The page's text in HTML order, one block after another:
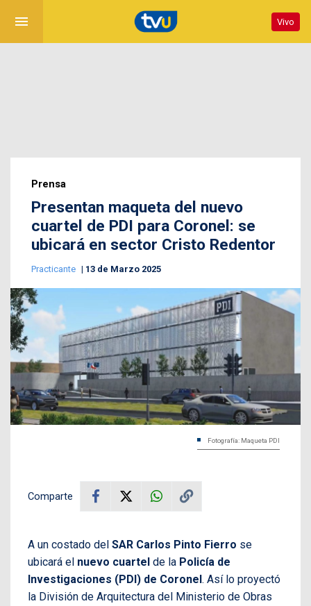
menu Vivo
Prensa
Presentan maqueta del nuevo
cuartel de PDI para Coronel: se
ubicará en sector Cristo Redentor
Practicante 13 de Marzo 2025
Fotografía: Maqueta PDI
Comparte
A un costado del SAR Carlos Pinto Fierro se
ubicará el nuevo cuartel de la Policía de
Investigaciones (PDI) de Coronel. Así lo proyectó
la División de Arquitectura del Ministerio de Obras